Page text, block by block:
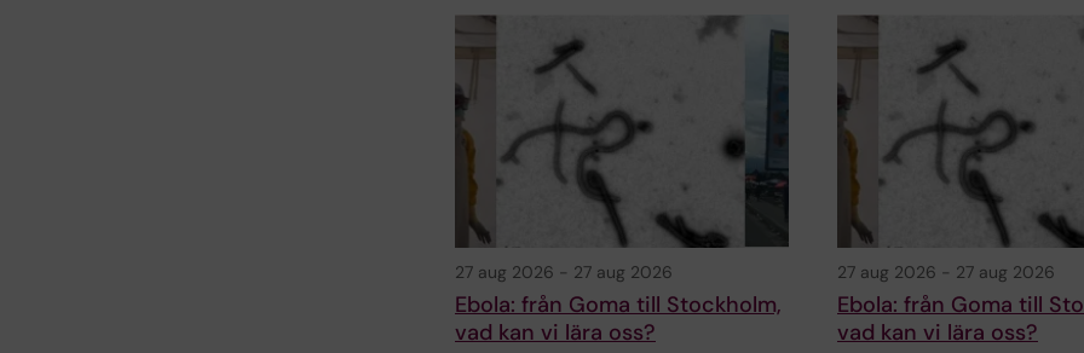
27 aug 2026 - 27 aug 2026
Ebola: från Goma till Stockholm,
vad kan vi lära oss?
27 aug 2026 - 27 aug 2026
Ebola: från Goma till
vad kan vi lära oss?